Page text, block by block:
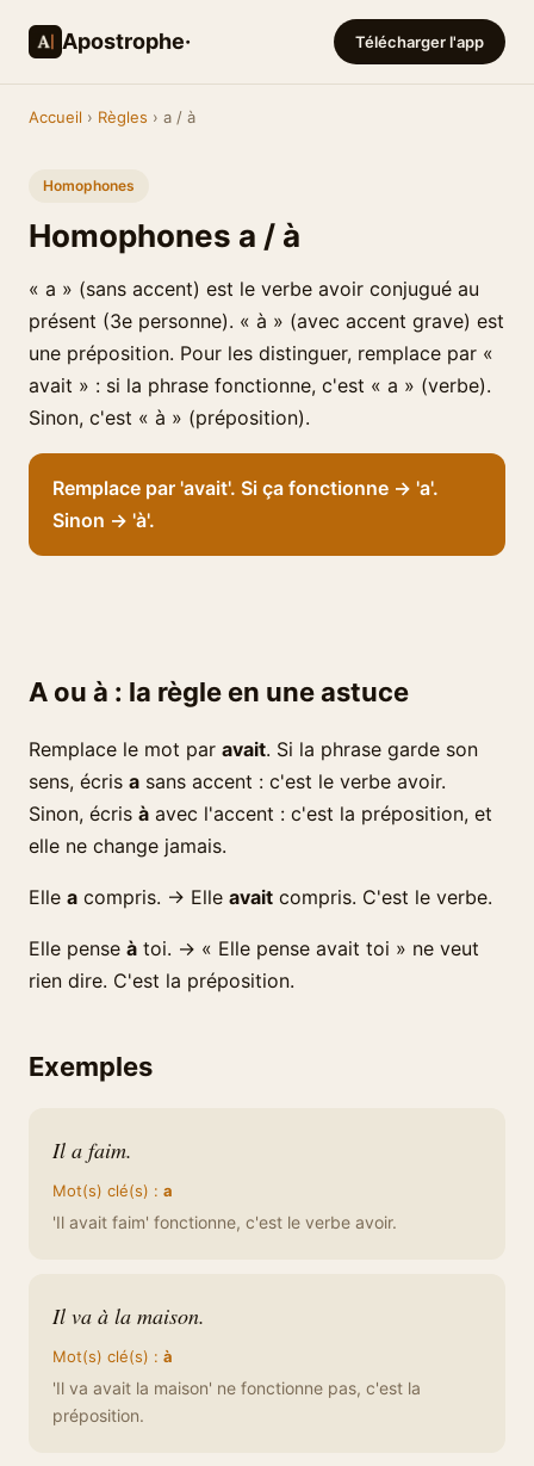
Apostrophe· Télécharger l'app
Accueil › Règles › a / à
Homophones
Homophones a / à
« a » (sans accent) est le verbe avoir conjugué au
présent (3e personne). « à » (avec accent grave) est
une préposition. Pour les distinguer, remplace par «
avait » : si la phrase fonctionne, c'est « a » (verbe).
Sinon, c'est « à » (préposition).
Remplace par 'avait'. Si ça fonctionne → 'a'.
Sinon → 'à'.
A ou à : la règle en une astuce
Remplace le mot par avait. Si la phrase garde son
sens, écris a sans accent : c'est le verbe avoir.
Sinon, écris à avec l'accent : c'est la préposition, et
elle ne change jamais.
Elle a compris. → Elle avait compris. C'est le verbe.
Elle pense à toi. → « Elle pense avait toi » ne veut
rien dire. C'est la préposition.
Exemples
Il a faim.
Mot(s) clé(s) : a
'Il avait faim' fonctionne, c'est le verbe avoir.
Il va à la maison.
Mot(s) clé(s) : à
'Il va avait la maison' ne fonctionne pas, c'est la
préposition.